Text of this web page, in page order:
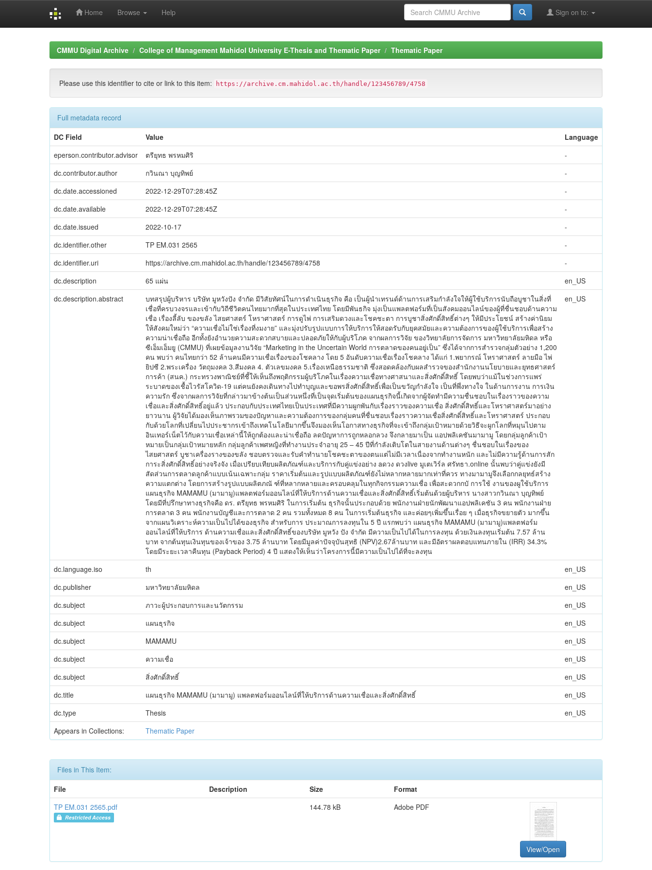
Home Browse Help Sign on to:
CMMU Digital Archive College of Management Mahidol University E-Thesis and Thematic Paper Thematic Paper
Please use this identifier to cite or link to this item: https://archive.cm.mahidol.ac.th/handle/123456789/4758
Full metadata record
DC Field
Value
Language
eperson.contributor.advisor
ตรียุทธ พรหมศิริ
-
dc.contributor.author
กวินณา บุญทิพย์
-
dc.date.accessioned
2022-12-29T07:28:45Z
-
dc.date.available
2022-12-29T07:28:45Z
-
dc.date.issued
2022-10-17
-
dc.identifier.other
TP EM.031 2565
-
dc.identifier.uri
https://archive.cm.mahidol.ac.th/handle/123456789/4758
-
dc.description
65 แผ่น
en_US
dc.description.abstract
บทสรุปผู้บริหาร บริษัท มูหวังปัง จำกัด มีวิสัยทัศน์ในการดำเนินธุรกิจ คือ เป็นผู้นำเทรนด์ด้านการเสริมกำลังใจให้ผู้ใช้บริการนับถือบูชาในสิ่งที่
เชื่อที่ครบวงจรและเข้ากับวิถีชีวิตคนไทยมากที่สุดในประเทศไทย โดยมีพันธกิจ มุ่งเป็นแพลตฟอร์มที่เป็นสังคมออนไลน์ของผู้ที่ชื่นชอบด้านความ
เชื่อ เรื่องลี้ลับ ของขลัง ไสยศาสตร์ โหราศาสตร์ การดูไพ่ การเสริมดวงและโชคชะตา การบูชาสิ่งศักดิ์สิทธิ์ต่างๆ ให้มีประโยชน์ สร้างค่านิยม
ให้สังคมใหม่ว่า “ความเชื่อไม่ใช่เรื่องที่งมงาย” และมุ่งปรับรูปแบบการให้บริการให้สอดรับกับยุคสมัยและความต้องการของผู้ใช้บริการเพื่อสร้าง
ความน่าเชื่อถือ อีกทั้งยังอำนวยความสะดวกสบายและปลอดภัยให้กับผู้บริโภค จากผลการวิจัย ของวิทยาลัยการจัดการ มหาวิทยาลัยมหิดล หรือ
ซีเอ็มเอ็มยู (CMMU) ที่เผยข้อมูลงานวิจัย “Marketing in the Uncertain World การตลาดของคนอยู่เป็น” ซึ่งได้จากการสำรวจกลุ่มตัวอย่าง 1,200
คน พบว่า คนไทยกว่า 52 ล้านคนมีความเชื่อเรื่องของโชคลาง โดย 5 อันดับความเชื่อเรื่องโชคลาง ได้แก่ 1.พยากรณ์ โหราศาสตร์ ลายมือ ไพ่
ยิปซี 2.พระเครื่อง วัตถุมงคล 3.สีมงคล 4. ตัวเลขมงคล 5.เรื่องเหนือธรรมชาติ ซึ่งสอดคล้องกับผลสำรวจของสำนักงานนโยบายและยุทธศาสตร์
การค้า (สนค.) กระทรวงพาณิชย์ที่ชี้ให้เห็นถึงพฤติกรรมผู้บริโภคในเรื่องความเชื่อทางศาสนาและสิ่งศักดิ์สิทธิ์ โดยพบว่าแม้ในช่วงการแพร่
ระบาดของเชื้อไวรัสโควิด-19 แต่คนยังคงเดินทางไปทำบุญและขอพรสิ่งศักดิ์สิทธิ์เพื่อเป็นขวัญกำลังใจ เป็นที่พึ่งทางใจ ในด้านการงาน การเงิน
ความรัก ซึ่งจากผลการวิจัยที่กล่าวมาข้างต้นเป็นส่วนหนึ่งที่เป็นจุดเริ่มต้นของแผนธุรกิจนี้เกิดจากผู้จัดทำมีความชื่นชอบในเรื่องราวของความ
เชื่อและสิ่งศักดิ์สิทธิ์อยู่แล้ว ประกอบกับประเทศไทยเป็นประเทศที่มีความผูกพันกับเรื่องราวของความเชื่อ สิ่งศักดิ์สิทธิ์และโหราศาสตร์มาอย่าง
ยาวนาน ผู้วิจัยได้มองเห็นภาพรวมของปัญหาและความต้องการของกลุ่มคนที่ชื่นชอบเรื่องราวความเชื่อสิ่งศักดิ์สิทธิ์และโหราศาสตร์ ประกอบ
กับด้วยโลกที่เปลี่ยนไปประชากรเข้าถึงเทคโนโลยีมากขึ้นจึงมองเห็นโอกาสทางธุรกิจที่จะเข้าถึงกลุ่มเป้าหมายด้วยวิธีจะผูกโลกที่หมุนไปตาม
อินเทอร์เน็ตไว้กับความเชื่อเหล่านี้ให้ถูกต้องและน่าเชื่อถือ ลดปัญหาการถูกหลอกลวง จึงกลายมาเป็น แอปพลิเคชันมามามู โดยกลุ่มลูกค้าเป้า
หมายเป็นกลุ่มเป้าหมายหลัก กลุ่มลูกค้าเพศหญิงที่ทำงานประจำอายุ 25 – 45 ปีที่กำลังเติบโตในสายงานด้านต่างๆ ชื่นชอบในเรื่องของ
ไสยศาสตร์ บูชาเครื่องรางของขลัง ชอบตรวจและรับคำทำนายโชคชะตาของตนแต่ไม่มีเวลาเนื่องจากทำงานหนัก และไม่มีความรู้ด้านการสัก
การะสิ่งศักดิ์สิทธิ์อย่างจริงจัง เมื่อเปรียบเทียบผลิตภัณฑ์และบริการกับคู่แข่งอย่าง aดวง ดวงlive มูเตเวิร์ล ศรัทธา.online นั้นพบว่าคู่แข่งยังมี
สัดส่วนการตลาดลูกค้าแบบเน้นเฉพาะกลุ่ม ราคาเริ่มต้นและรูปแบบผลิตภัณฑ์ยังไม่หลากหลายมากเท่าที่ควร ทางมามามูจึงเลือกกลยุทธ์สร้าง
ความแตกต่าง โดยการสร้างรูปแบบผลิตภณั ฑ์ที่หลากหลายและครอบคลุมในทุกกิจกรรมความเชื่อ เพื่อสะดวกกบั การใช้ งานของผูใช้บริการ
แผนธุรกิจ MAMAMU (มามามู)แพลตฟอร์มออนไลน์ที่ให้บริการด้านความเชื่อและสิ่งศักดิ์สิทธิ์เริ่มต้นด้วยผู้บริหาร นางสาวกวินณา บุญทิพย์
โดยมีที่ปรึกษาทางธุรกิจคือ ดร. ตรียุทธ พรหมศิริ ในการเริ่มต้น ธุรกิจนั้นประกอบด้วย พนักงานฝ่ายนักพัฒนาแอปพลิเคชัน 3 คน พนักงานฝ่าย
การตลาด 3 คน พนักงานบัญชีและการตลาด 2 คน รวมทั้งหมด 8 คน ในการเริ่มต้นธุรกิจ และค่อยๆเพิ่มขึ้นเรื่อย ๆ เมื่อธุรกิจขยายตัว มากขึ้น
จากแผนวิเคราะห์ความเป็นไปได้ของธุรกิจ สำหรับการ ประมาณการลงทุนใน 5 ปี แรกพบว่า แผนธุรกิจ MAMAMU (มามามู)แพลตฟอร์ม
ออนไลน์ที่ให้บริการ ด้านความเชื่อและสิ่งศักดิ์สิทธิ์ของบริษัท มูหวัง ปัง จำกัด มีความเป็นไปได้ในการลงทุน ด้วยเงินลงทุนเริ่มต้น 7.57 ล้าน
บาท จากต้นทุนเงินทุนของเจ้าของ 3.75 ล้านบาท โดยมีมูลค่าปัจจุบันสุทธิ (NPV)2.67ล้านบาท และมีอัตราผลตอบแทนภายใน (IRR) 34.3%
โดยมีระยะเวลาคืนทุน (Payback Period) 4 ปี แสดงให้เห็นว่าโครงการนี้มีความเป็นไปได้ที่จะลงทุน
en_US
dc.language.iso th
en_US
dc.publisher
มหาวิทยาลัยมหิดล
en_US
dc.subject
ภาวะผู้ประกอบการและนวัตกรรม
en_US
dc.subject
แผนธุรกิจ
en_US
dc.subject
MAMAMU
en_US
dc.subject
ความเชื่อ
en_US
dc.subject
สิ่งศักดิ์สิทธิ์
en_US
dc.title
แผนธุรกิจ MAMAMU (มามามู) แพลตฟอร์มออนไลน์ที่ให้บริการด้านความเชื่อและสิ่งศักดิ์สิทธิ์
en_US
dc.type
Thesis
en_US
Appears in Collections:
Thematic Paper
Files in This Item:
File
Description Size
Format
TP EM.031 2565.pdf
Restricted Access
144.78 kB Adobe PDF
View/Open